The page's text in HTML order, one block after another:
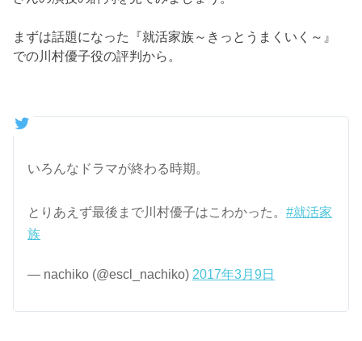
まずは話題になった『就活家族～きっとうまくいく～』
での川村優子役の評判から。
いろんなドラマが終わる時期。
とりあえず最後まで川村優子はこわかった。#就活家
族
— nachiko (@escl_nachiko) 2017年3月9日